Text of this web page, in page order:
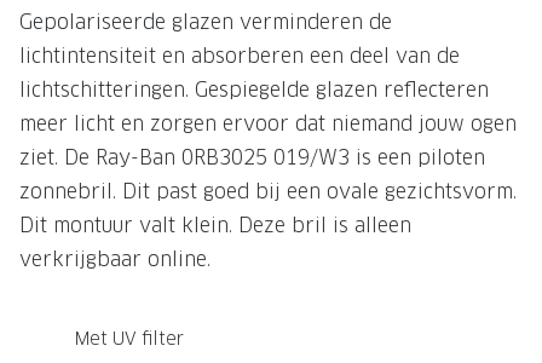
Gepolariseerde glazen verminderen de
lichtintensiteit en absorberen een deel van de
lichtschitteringen. Gespiegelde glazen reflecteren
meer licht en zorgen ervoor dat niemand jouw ogen
ziet. De Ray-Ban 0RB3025 019/W3 is een piloten
zonnebril. Dit past goed bij een ovale gezichtsvorm.
Dit montuur valt klein. Deze bril is alleen
verkrijgbaar online.
Met UV filter